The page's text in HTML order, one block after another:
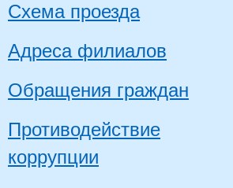
Схема проезда
Адреса филиалов
Обращения граждан
Противодействие
коррупции